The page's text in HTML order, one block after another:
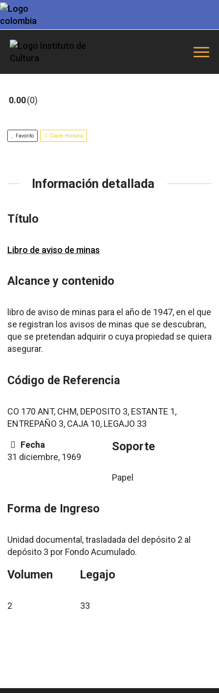
0.00 0
Favorito Claim Historia
Información detallada
Título
Libro de aviso de minas
Alcance y contenido
libro de aviso de minas para el año de 1947, en el que
se registran los avisos de minas que se descubran,
que se pretendan adquirir o cuya propiedad se quiera
asegurar.
Código de Referencia
CO 170 ANT, CHM, DEPOSITO 3, ESTANTE 1,
ENTREPAÑO 3, CAJA 10, LEGAJO 33
Fecha
31 diciembre, 1969
Soporte
Papel
Forma de Ingreso
Unidad documental, trasladada del depósito 2 al
depósito 3 por Fondo Acumulado.
Volumen
2
Legajo
33